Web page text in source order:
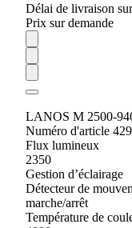
Délai de livraison
Prix sur demande
LANOS M 2500-
Numéro d'article
Flux lumineux
2350
Gestion d’éclairage
Détecteur de
marche/arrêt
Température de